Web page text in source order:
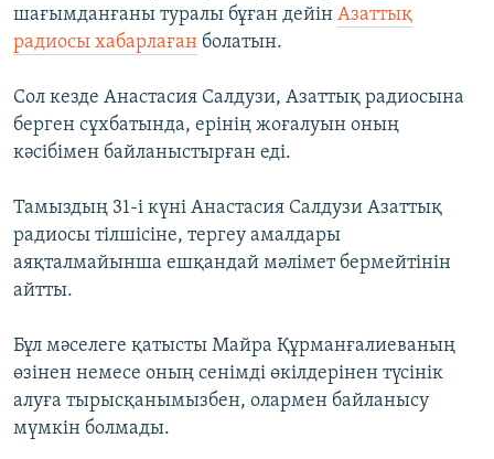
шағымданғаны туралы бұған дейін Азаттық
радиосы хабарлаған болатын.
Сол кезде Анастасия Салдузи, Азаттық радиосына
берген сұхбатында, ерінің жоғалуын оның
кәсібімен байланыстырған еді.
Тамыздың 31-і күні Анастасия Салдузи Азаттық
радиосы тілшісіне, тергеу амалдары
аяқталмайынша ешқандай мәлімет бермейтінін
айтты.
Бұл мәселеге қатысты Майра Құрманғалиеваның
өзінен немесе оның сенімді өкілдерінен түсінік
алуға тырысқанымызбен, олармен байланысу
мүмкін болмады.